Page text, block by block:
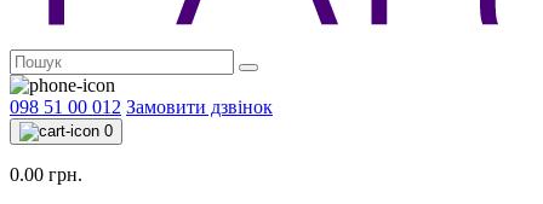
098 51 00 012 Замовити дзвінок
0
0.00 грн.